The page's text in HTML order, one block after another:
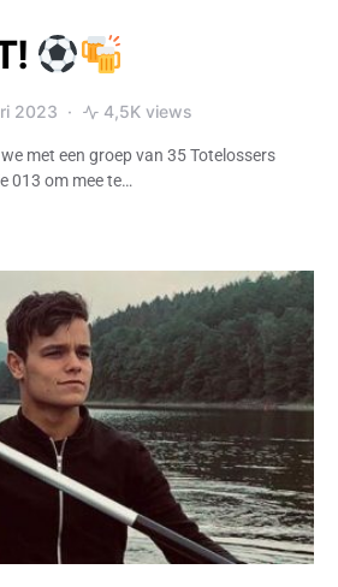
2023 4,5K views
met een groep van 35 Totelossers
013 om mee te…